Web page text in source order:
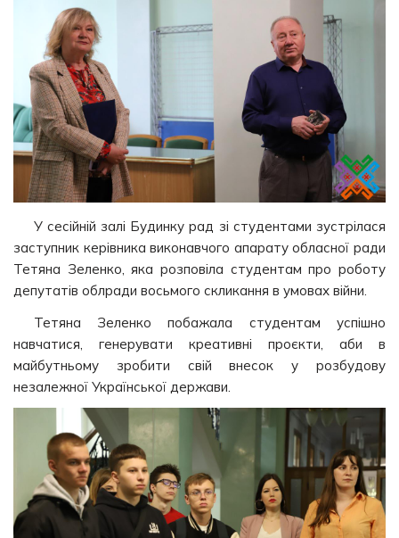
У сесійній залі Будинку рад зі студентами зустрілася
заступник керівника виконавчого апарату обласної ради
Тетяна Зеленко, яка розповіла студентам про роботу
депутатів облради восьмого скликання в умовах війни.
Тетяна Зеленко побажала студентам успішно
навчатися, генерувати креативні проєкти, аби в
майбутньому зробити свій внесок у розбудову
незалежної Української держави.